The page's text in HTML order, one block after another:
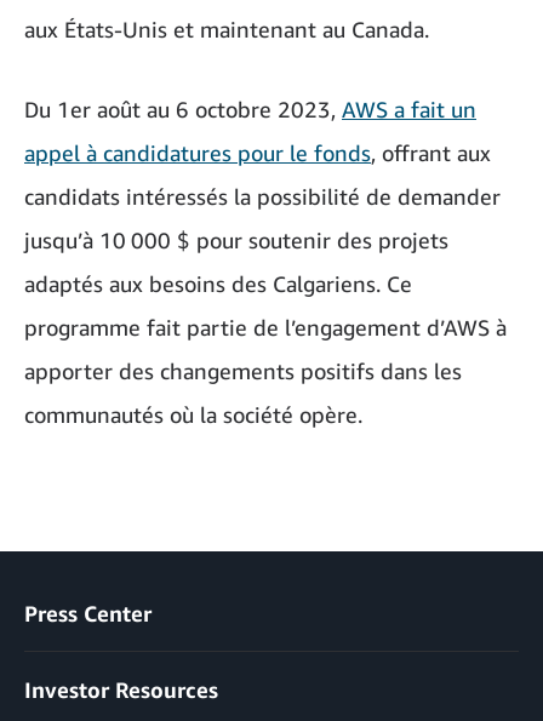
aux États-Unis et maintenant au Canada.
Du 1er août au 6 octobre 2023, AWS a fait un
appel à candidatures pour le fonds, offrant aux
candidats intéressés la possibilité de demander
jusqu’à 10 000 $ pour soutenir des projets
adaptés aux besoins des Calgariens. Ce
programme fait partie de l’engagement d’AWS à
apporter des changements positifs dans les
communautés où la société opère.
Press Center
Investor Resources